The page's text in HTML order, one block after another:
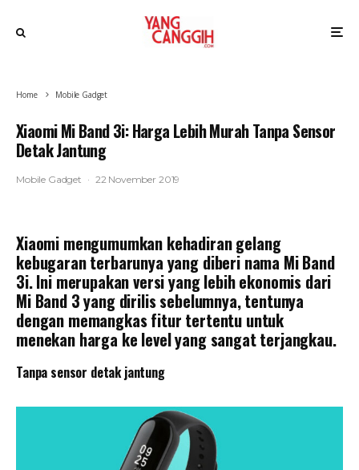
Home Mobile Gadget
Xiaomi Mi Band 3i: Harga Lebih Murah Tanpa Sensor
Detak Jantung
Mobile Gadget · 22 November 2019
Xiaomi mengumumkan kehadiran gelang
kebugaran terbarunya yang diberi nama Mi Band
3i. Ini merupakan versi yang lebih ekonomis dari
Mi Band 3 yang dirilis sebelumnya, tentunya
dengan memangkas fitur tertentu untuk
menekan harga ke level yang sangat terjangkau.
Tanpa sensor detak jantung